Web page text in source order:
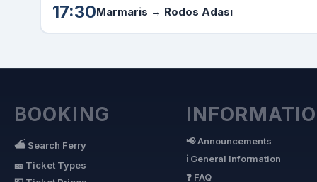
17:30Marmaris → Rodos Adası
BOOKING
⛴ Search Ferry
🎫 Ticket Types
📢 Announcements
ℹ General Information
❓ FAQ